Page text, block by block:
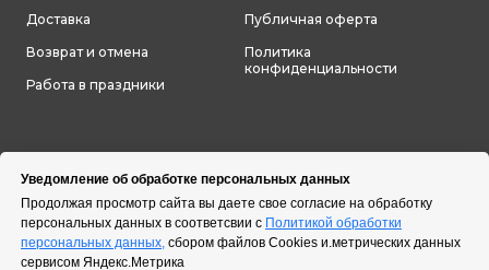
Уведомление об обработке персональных данных
Продолжая просмотр сайта вы даете свое согласие на обработку
персональных данных в соответсвии с Политикой обработки
персональных данных, сбором файлов Cookies и.метрических данных
сервисом Яндекс.Метрика
Доставка
Возврат и отмена
Работа в праздники
Публичная оферта
Политика
конфиденциальности